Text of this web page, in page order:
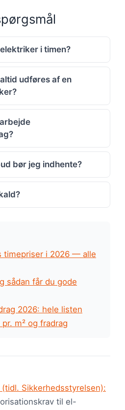
i timen?
udføres af en
bør jeg indhente?
timepriser i 2026 — alle
sådan får du gode
2026: hele listen
m² og fradrag
Sikkerhedsstyrelsen):
til el-